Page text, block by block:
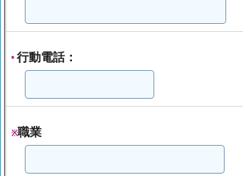
* 行動電話：
※職業